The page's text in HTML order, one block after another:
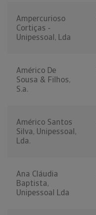
Ampercurioso
Cortiças -
Unipessoal, Lda
Américo De
Sousa & Filhos,
S.a.
Américo Santos
Silva, Unipessoal,
Lda.
Ana Cláudia
Baptista,
Unipessoal Lda